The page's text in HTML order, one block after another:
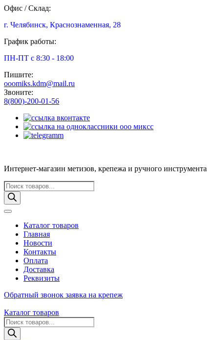
Офис / Склад:
г. Челябинск, Краснознаменная, 28
График работы:
ПН-ПТ с 8:30 - 18:00
Пишите:
ooomiks.kdm@mail.ru
Звоните:
8(800)-200-01-56
Интернет-магазин метизов, крепежа и ручного инструмента
Поиск
товаров
Каталог товаров
Главная
Новости
Контакты
Оплата
Доставка
Реквизиты
Обратный звонок заявка на крепеж
Каталог товаров
Поиск
товаров